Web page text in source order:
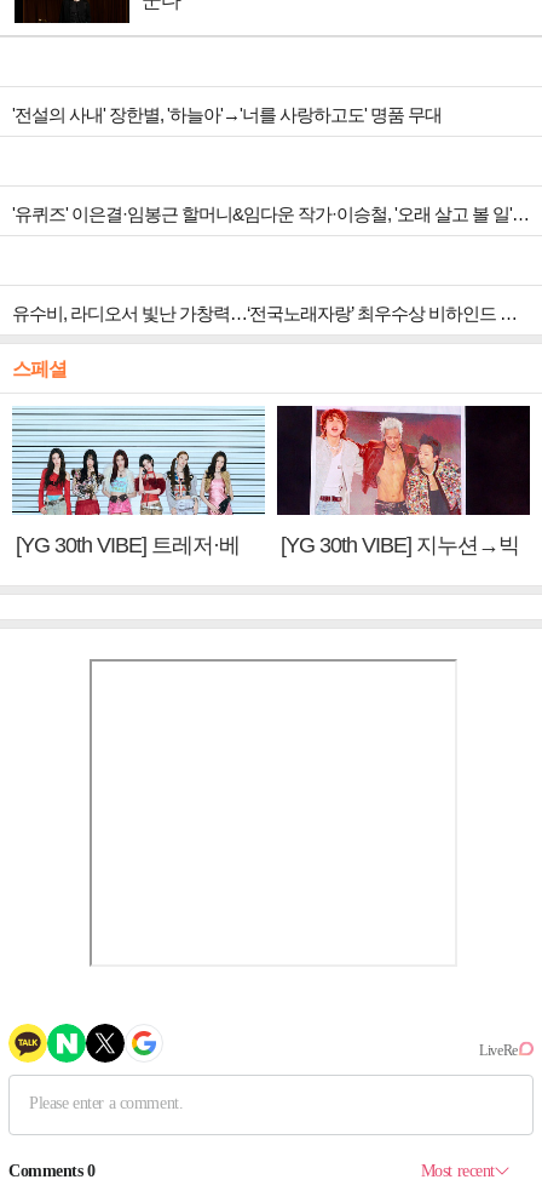
'전설의 사내' 장한별, '하늘아'→'너를 사랑하고도' 명품 무대
'유퀴즈' 이은결·임봉근 할머니&임다운 작가·이승철, '오래 살고 볼 일' 특집 출격
유수비, 라디오서 빛난 가창력…‘전국노래자랑’ 최우수상 비하인드 공개
스페셜
[YG 30th VIBE] 트레저·베
[YG 30th VIBE] 지누션→빅